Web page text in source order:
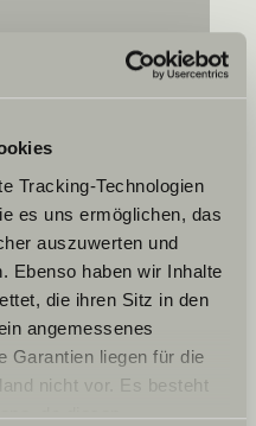
Tracking-Technologien
es uns ermöglichen, das
auszuwerten und
Ebenso haben wir Inhalte
die ihren Sitz in den
angemessenes
Garantien liegen für die
nicht vor. Es besteht
da diesen